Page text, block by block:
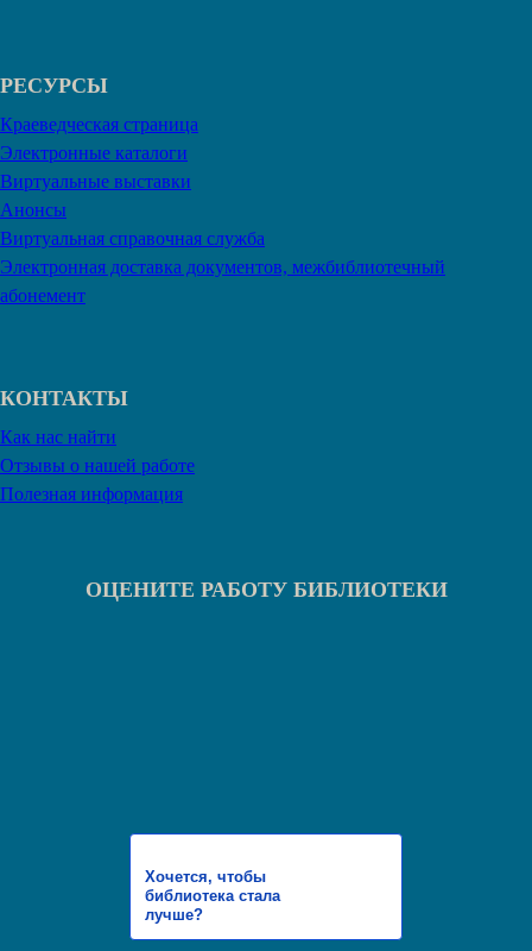
РЕСУРСЫ
Краеведческая страница
Электронные каталоги
Виртуальные выставки
Анонсы
Виртуальная справочная служба
Электронная доставка документов, межбиблиотечный
абонемент
КОНТАКТЫ
Как нас найти
Отзывы о нашей работе
Полезная информация
ОЦЕНИТЕ РАБОТУ БИБЛИОТЕКИ
Хочется, чтобы
библиотека стала
лучше?